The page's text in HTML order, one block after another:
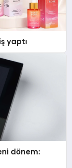
yaptı
dönem: